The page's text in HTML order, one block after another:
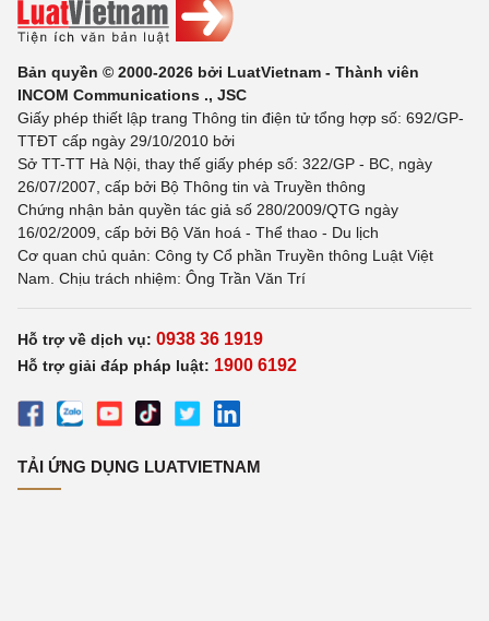
Bản quyền © 2000-2026 bởi LuatVietnam - Thành viên
INCOM Communications ., JSC
Giấy phép thiết lập trang Thông tin điện tử tổng hợp số: 692/GP-
TTĐT cấp ngày 29/10/2010 bởi
Sở TT-TT Hà Nội, thay thế giấy phép số: 322/GP - BC, ngày
26/07/2007, cấp bởi Bộ Thông tin và Truyền thông
Chứng nhận bản quyền tác giả số 280/2009/QTG ngày
16/02/2009, cấp bởi Bộ Văn hoá - Thể thao - Du lịch
Cơ quan chủ quản: Công ty Cổ phần Truyền thông Luật Việt
Nam. Chịu trách nhiệm: Ông Trần Văn Trí
Hỗ trợ về dịch vụ: 0938 36 1919
Hỗ trợ giải đáp pháp luật: 1900 6192
TẢI ỨNG DỤNG LUATVIETNAM